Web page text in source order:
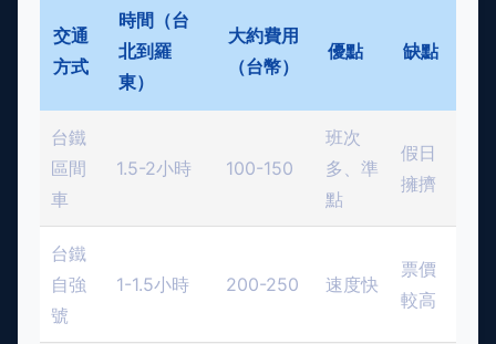
交通
方式
時間（台
北到羅
東）
大約費用
（台幣）
優點 缺點
台鐵
區間
車
1.5-2小時 100-150
班次
多、準
點
假日
擁擠
台鐵
自強
號
1-1.5小時 200-250 速度快
票價
較高